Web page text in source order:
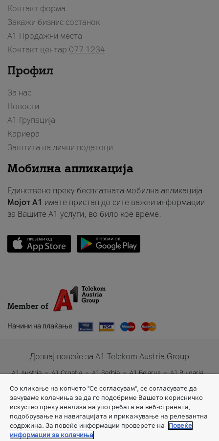
Контакт форма
Закажи бизнис состанок
A1 Продажни места
Контакт центар 077 1234
Профил
За нас
Новости
А1 Групација
Кариера
Заштита на лични податоци
Мобилна апликација
Единствено преку бесплатната мобилна апликација
Мојот A1 имате пристап до сите важни информации
за Вашите A1 услуги, во било кое време.
Member of
Начини на плаќање
Дознај повеќе за A1 Telekom Austria Group
A1 Austria A1 Croatia A1 Serbia A1 Belarus
A1 Bulgaria
A1 Slovenia
A1 Digital
Со кликање на копчето "Се согласувам", се согласувате да
зачуваме колачиња за да го подобриме Вашето корисничко
искуство преку анализа на употребата на веб-страната,
подобрување на навигацијата и прикажување на релевантна
содржина. За повеќе информации проверете на
Повеќе
информации за колачиња